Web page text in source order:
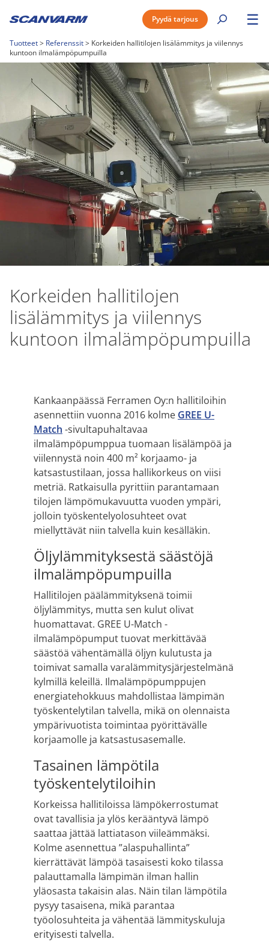
Pyydä tarjous ☰
Tuotteet> Referenssit> Korkeiden hallitilojen lisälämmitys ja viilennys
kuntoon ilmalämpöpumpuilla
Korkeiden hallitilojen
lisälämmitys ja viilennys
kuntoon ilmalämpöpumpuilla
Kankaanpäässä Ferramen Oy:n hallitiloihin
asennettiin vuonna 2016 kolme GREE U-
Match -sivultapuhaltavaa
ilmalämpöpumppua tuomaan lisälämpöä ja
viilennystä noin 400 m² korjaamo- ja
katsastustilaan, jossa hallikorkeus on viisi
metriä. Ratkaisulla pyrittiin parantamaan
tilojen lämpömukavuutta vuoden ympäri,
jolloin työskentelyolosuhteet ovat
miellyttävät niin talvella kuin kesälläkin.
Öljylämmityksestä säästöjä
ilmalämpöpumpuilla
Hallitilojen päälämmityksenä toimii
öljylämmitys, mutta sen kulut olivat
huomattavat. GREE U-Match -
ilmalämpöpumput tuovat merkittävää
säästöä vähentämällä öljyn kulutusta ja
toimivat samalla varalämmitysjärjestelmänä
kylmillä keleillä. Ilmalämpöpumppujen
energiatehokkuus mahdollistaa lämpimän
työskentelytilan talvella, mikä on olennaista
ympärivuotista toimintaa pyörittävälle
korjaamolle ja katsastusasemalle.
Tasainen lämpötila
työskentelytiloihin
Korkeissa hallitiloissa lämpökerrostumat
ovat tavallisia ja ylös kerääntyvä lämpö
saattaa jättää lattiatason viileämmäksi.
Kolme asennettua ”alaspuhallinta”
kierrättävät lämpöä tasaisesti koko tilassa
palauttamalla lämpimän ilman hallin
yläosasta takaisin alas. Näin tilan lämpötila
pysyy tasaisena, mikä parantaa
työolosuhteita ja vähentää lämmityskuluja
erityisesti talvella.